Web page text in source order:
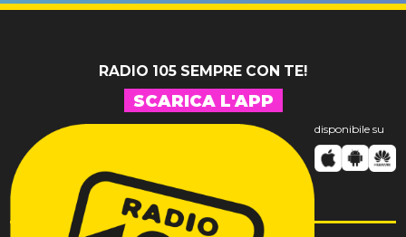
RADIO 105 SEMPRE CON TE!
SCARICA L'APP
disponibile su